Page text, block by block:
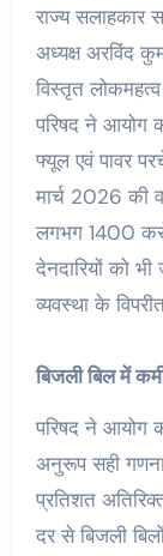
राज्य सलाहकार
अध्यक्ष अरविंद
विस्तृत
परिषद ने आयोग
फ्यूल एवं पावर
मार्च 2026 की
लगभग 1400
देनदारियों को
व्यवस्था के
बिजली बिल में
परिषद ने आयोग
अनुरूप सही
प्रतिशत
दर से बिजली